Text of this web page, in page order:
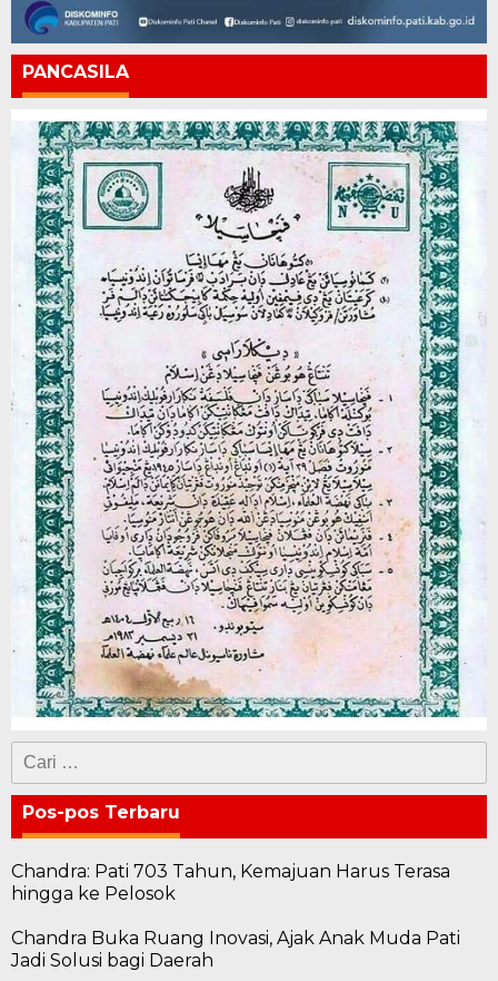
PANCASILA
Cari
untuk:
Pos-pos Terbaru
Chandra: Pati 703 Tahun, Kemajuan Harus Terasa
hingga ke Pelosok
Chandra Buka Ruang Inovasi, Ajak Anak Muda Pati
Jadi Solusi bagi Daerah